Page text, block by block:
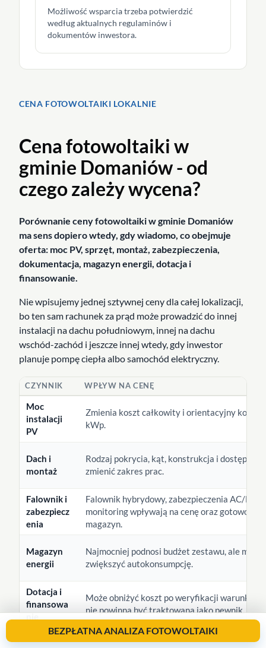
BEZPŁATNA ANALIZA FOTOWOLTAIKI
Możliwość wsparcia trzeba potwierdzić
według aktualnych regulaminów i
dokumentów inwestora.
CENA FOTOWOLTAIKI LOKALNIE
Cena fotowoltaiki w
gminie Domaniów - od
czego zależy wycena?
Porównanie ceny fotowoltaiki w gminie Domaniów
ma sens dopiero wtedy, gdy wiadomo, co obejmuje
oferta: moc PV, sprzęt, montaż, zabezpieczenia,
dokumentacja, magazyn energii, dotacja i
finansowanie.
Nie wpisujemy jednej sztywnej ceny dla całej lokalizacji,
bo ten sam rachunek za prąd może prowadzić do innej
instalacji na dachu południowym, innej na dachu
wschód-zachód i jeszcze innej wtedy, gdy inwestor
planuje pompę ciepła albo samochód elektryczny.
CZYNNIK WPŁYW NA CENĘ
Moc
instalacji
PV
Zmienia koszt całkowity i orientacyjny koszt
kWp.
Dach i
montaż
Rodzaj pokrycia, kąt, konstrukcja i dostęp
zmienić zakres prac.
Falownik i
zabezpiecz
enia
Falownik hybrydowy, zabezpieczenia AC/DC i
monitoring wpływają na cenę oraz gotowość
magazyn.
Magazyn
energii
Najmocniej podnosi budżet zestawu, ale może
zwiększyć autokonsumpcję.
Dotacja i
finansowa
nie
Może obniżyć koszt po weryfikacji warunków,
nie powinna być traktowana jako pewnik.